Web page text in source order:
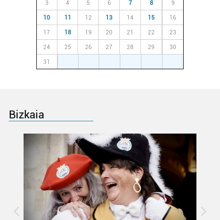
Lortu zure datu pertsonalak prozesatzeko moduari
buruzko informazio gehiago eta ezarri zure lehentasunak
datuen atalean. Edozein unetan alda edo ken dezakezu
zure baimena Cookieen adierazpenean.
Webgune honek cookie propioak eta hirugarrenen cookie-
erabiltzeko baimen esplizitua ematen diguzu.
3 4 5 6 7 8 9
10 11 12 13 14 15 16
17 18 19 20 21 22 23
24 25 26 27 28 29 30
31
Bizkaia